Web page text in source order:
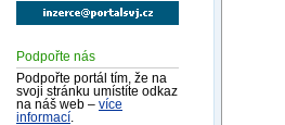
Podpořte nás
Podpořte portál tím, že na
svoji stránku umístíte odkaz
na náš web – více
informací